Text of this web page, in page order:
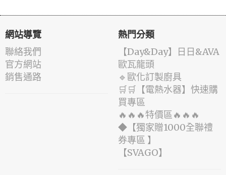
網站導覽
聯絡我們
官方網站
銷售通路
熱門分類
️【Day&Day】️日日&AVA
歐瓦龍頭
🔹歐化訂製廚具
🛒🛒【電熱水器】快速購
買專區
🔥🔥🔥特價區🔥🔥🔥
◆【獨家贈1000全聯禮
券專區 】
️【SVAGO】️